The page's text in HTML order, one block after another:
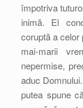
împotriva
inimă. El
coruptă a celor
mai-marii
nepermise,
aduc
putea spune